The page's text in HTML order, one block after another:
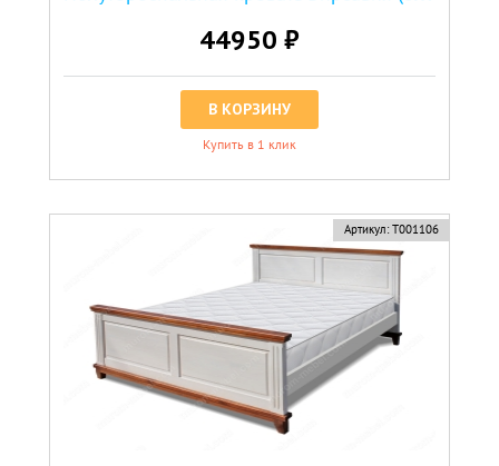
44950 ₽
В КОРЗИНУ
Купить в 1 клик
Артикул: Т001106